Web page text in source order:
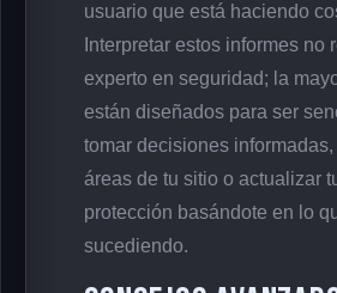
usuario que está haciendo
Interpretar estos informes no
experto en seguridad; la
están diseñados para ser
tomar decisiones
áreas de tu sitio o actualizar
protección basándote en lo
sucediendo.